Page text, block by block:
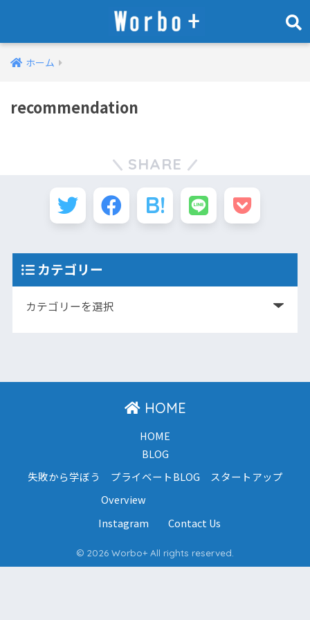
ホーム
recommendation
SHARE
カテゴリー
HOME
HOME
BLOG
失敗から学ぼう
プライベートBLOG
スタートアップ
Overview
Instagram
Contact Us
© 2026 Worbo+ All rights reserved.